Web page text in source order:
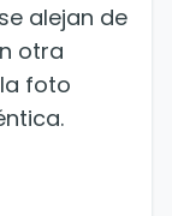
alejan de
otra
foto